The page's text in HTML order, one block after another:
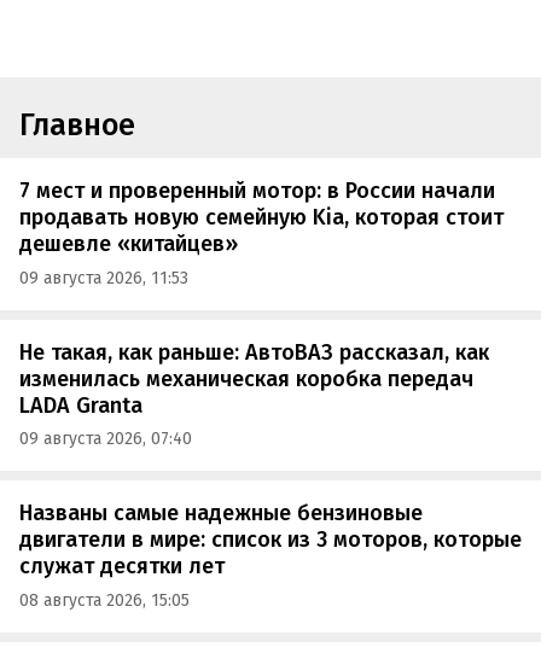
Главное
7 мест и проверенный мотор: в России начали
продавать новую семейную Kia, которая стоит
дешевле «китайцев»
09 августа 2026, 11:53
Не такая, как раньше: АвтоВАЗ рассказал, как
изменилась механическая коробка передач
LADA Granta
09 августа 2026, 07:40
Названы самые надежные бензиновые
двигатели в мире: список из 3 моторов, которые
служат десятки лет
08 августа 2026, 15:05